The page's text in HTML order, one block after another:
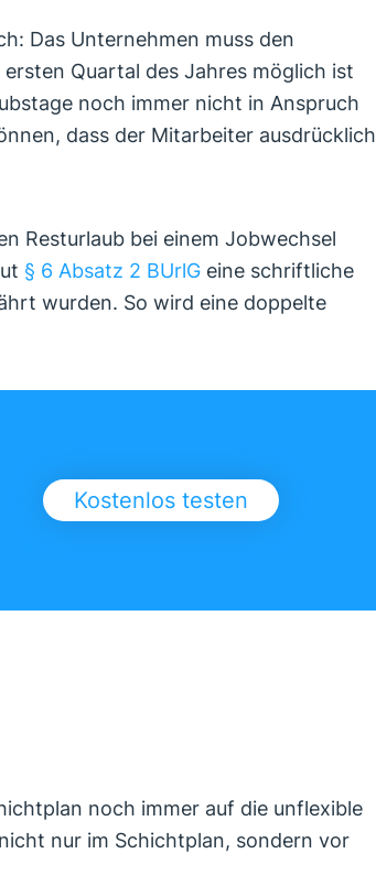
Das Unternehmen muss den
Quartal des Jahres möglich ist
noch immer nicht in Anspruch
dass der Mitarbeiter ausdrücklich
Resturlaub bei einem Jobwechsel
§ 6 Absatz 2 BUrlG eine schriftliche
wurden. So wird eine doppelte
Kostenlos testen
noch immer auf die unflexible
nur im Schichtplan, sondern vor